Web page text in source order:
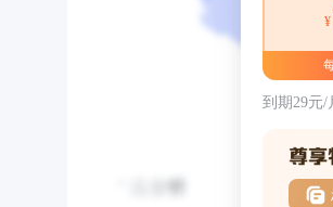
¥
到期29元/